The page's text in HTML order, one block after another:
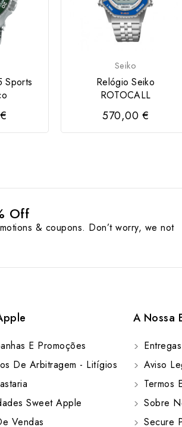
Sports
Seiko
Relógio Seiko
ROTOCALL
570,00 €
Off
& coupons. Don’t worry, we not
E Promoções
De Arbitragem - Litígios
Sweet Apple
Vendas
A Nossa
Entregas
Aviso
Termos
Sobre
Secure